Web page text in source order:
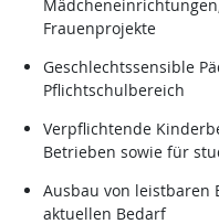
Frauenprojekte
Geschlechtssensible
Pflichtschulbereich
Verpflichtende
Betrieben sowie für
Ausbau von leistbaren
aktuellen Bedarf